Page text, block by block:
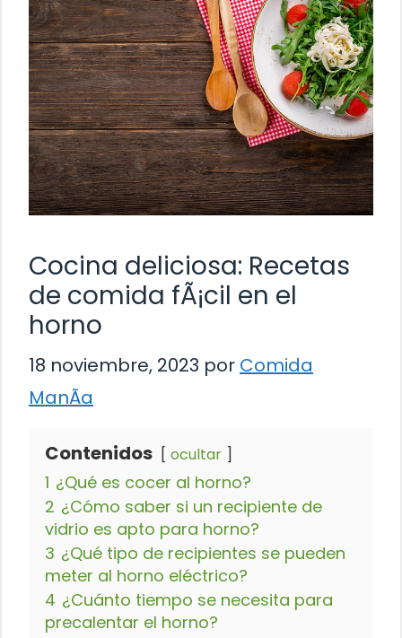
Cocina deliciosa: Recetas
de comida fÃ¡cil en el
horno
18 noviembre, 2023 por Comida
ManÃ­a
Contenidos ocultar
1 ¿Qué es cocer al horno?
2 ¿Cómo saber si un recipiente de
vidrio es apto para horno?
3 ¿Qué tipo de recipientes se pueden
meter al horno eléctrico?
4 ¿Cuánto tiempo se necesita para
precalentar el horno?